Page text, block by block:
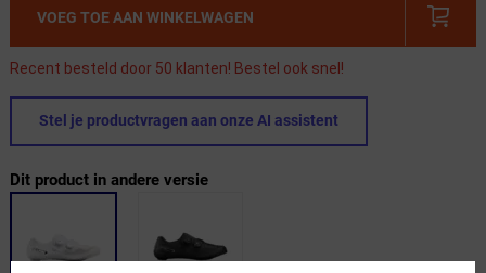
VOEG TOE AAN WINKELWAGEN
Recent besteld door 50 klanten! Bestel ook snel!
Stel je productvragen aan onze AI assistent
Dit product in andere versie